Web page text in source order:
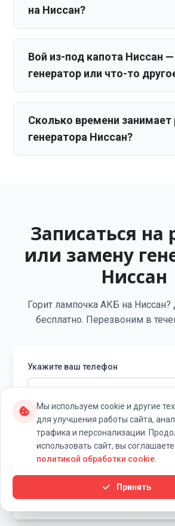
на Ниссан?
Вой из-под капота Ниссан —
генератор или что-то
Сколько времени
генератора Ниссан?
Записаться на
или замену
Ниссан
Горит лампочка АКБ на Ниссан?
бесплатно. Перезвоним в
Укажите ваш телефон
В течение 15 минут вам перезвонит
«Ровный Ход» для уточнения
Я согласен на обработку
Записаться на
Мы используем cookie и другие
для улучшения работы сайта,
трафика и персонализации.
использовать сайт, вы
политикой обработки cookie
Принять